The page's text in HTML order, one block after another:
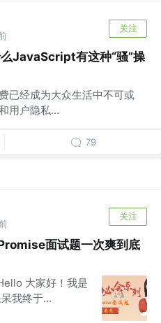
关注
JavaScript有这种“骚”操
已经成为大众生活中不可或
用户隐私...
79
关注
面试题一次爽到底
大家好！我是
我终于...